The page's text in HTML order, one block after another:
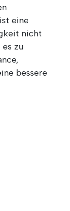
eine
nicht
zu
bessere